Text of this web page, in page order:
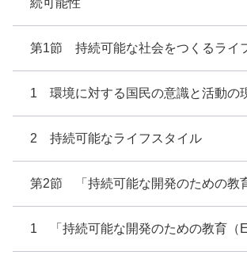
続可能性
第1節 持続可能な社会をつくるライ
1 環境に対する国民の意識と活動の
2 持続可能なライフスタイル
第2節 「持続可能な開発のための教
1 「持続可能な開発のための教育（